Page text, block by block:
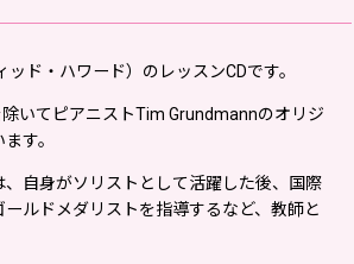
ッド・ハワード）のレッスンCDです。
いてピアニストTim Grundmannのオリジ
す。
自身がソリストとして活躍した後、国際
ルドメダリストを指導するなど、教師と